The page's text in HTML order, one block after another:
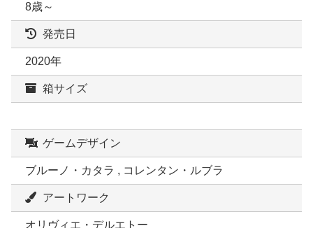
8歳～
発売日
2020年
箱サイズ
ゲームデザイン
ブルーノ・カタラ , コレンタン・ルブラ
アートワーク
オリヴィエ・デルエトー